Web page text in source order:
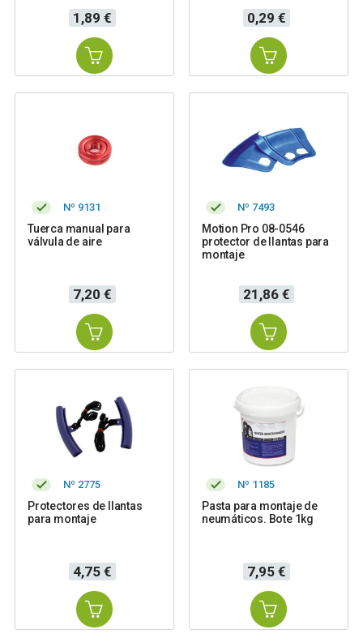
Precio
1,89 € Precio
0,29 €
Nº 9131
Tuerca manual para
válvula de aire
Precio
7,20 €
Nº 7493
Motion Pro 08-0546
protector de llantas para
montaje
Precio
21,86 €
Nº 2775
Protectores de llantas
para montaje
Precio
4,75 €
Nº 1185
Pasta para montaje de
neumáticos. Bote 1kg
Precio
7,95 €